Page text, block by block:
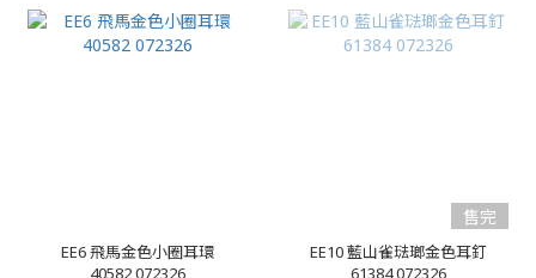
EE6 飛馬金色小圈耳環
40582 072326
售完
EE10 藍山雀琺瑯金色耳釘
61384 072326